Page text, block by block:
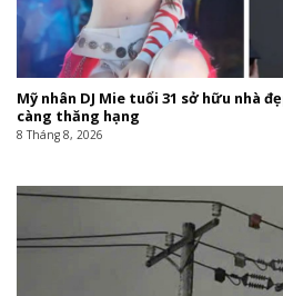
Mỹ nhân DJ Mie tuổi 31 sở hữu nhà
càng thăng hạng
8 Tháng 8, 2026